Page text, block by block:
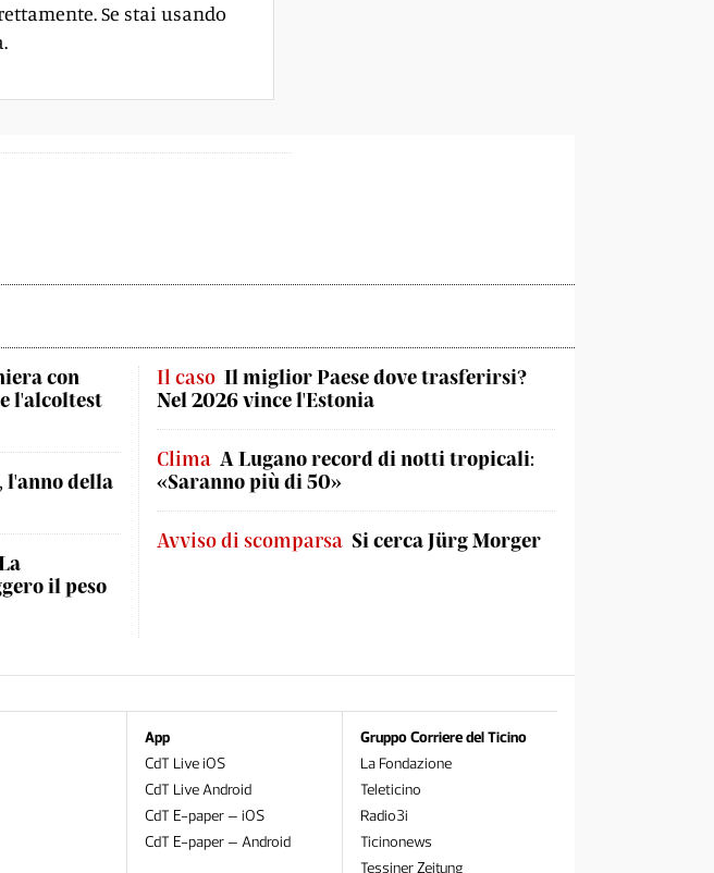
Se stai usando
con
l'alcoltest
l'anno della
il peso
Il caso Il miglior Paese dove trasferirsi?
Nel 2026 vince l'Estonia
Clima A Lugano record di notti tropicali:
«Saranno più di 50»
Avviso di scomparsa Si cerca Jürg Morger
App
CdT Live iOS
CdT Live Android
CdT E-paper – iOS
CdT E-paper – Android
Gruppo Corriere del Ticino
La Fondazione
Teleticino
Radio3i
Ticinonews
Tessiner Zeitung